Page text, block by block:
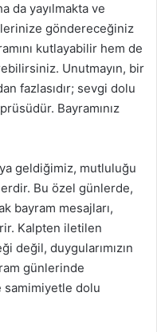
da yayılmakta ve
göndereceğiniz
kutlayabilir hem de
Unutmayın, bir
fazlasıdır; sevgi dolu
Bayramınız
geldiğimiz, mutluluğu
Bu özel günlerde,
bayram mesajları,
Kalpten iletilen
değil, duygularımızın
günlerinde
samimiyetle dolu